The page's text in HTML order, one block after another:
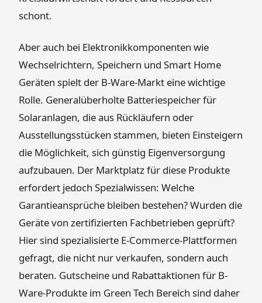
schont.
Aber auch bei Elektronikkomponenten wie
Wechselrichtern, Speichern und Smart Home
Geräten spielt der B-Ware-Markt eine wichtige
Rolle. Generalüberholte Batteriespeicher für
Solaranlagen, die aus Rückläufern oder
Ausstellungsstücken stammen, bieten Einsteigern
die Möglichkeit, sich günstig Eigenversorgung
aufzubauen. Der Marktplatz für diese Produkte
erfordert jedoch Spezialwissen: Welche
Garantieansprüche bleiben bestehen? Wurden die
Geräte von zertifizierten Fachbetrieben geprüft?
Hier sind spezialisierte E-Commerce-Plattformen
gefragt, die nicht nur verkaufen, sondern auch
beraten. Gutscheine und Rabattaktionen für B-
Ware-Produkte im Green Tech Bereich sind daher